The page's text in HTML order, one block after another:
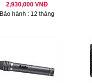
2,930,000 VNĐ
Bảo hành : 12 tháng